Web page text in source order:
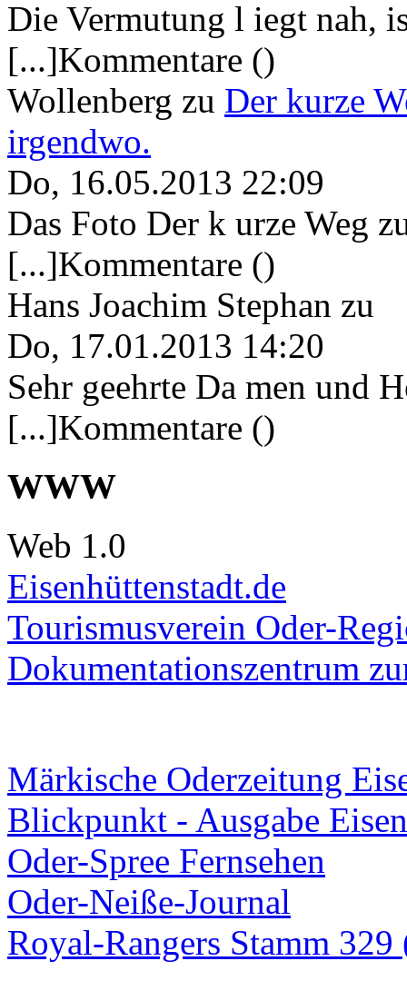
Die Vermutung l iegt nah,
[...]Kommentare ()
Wollenberg zu Der kurze
irgendwo.
Do, 16.05.2013 22:09
Das Foto Der k urze Weg
[...]Kommentare ()
Hans Joachim Stephan zu
Do, 17.01.2013 14:20
Sehr geehrte Da men und
[...]Kommentare ()
WWW
Web 1.0
Eisenhüttenstadt.de
Tourismusverein Oder-
Dokumentationszentrum
Märkische Oderzeitung
Blickpunkt - Ausgabe
Oder-Spree Fernsehen
Oder-Neiße-Journal
Royal-Rangers Stamm